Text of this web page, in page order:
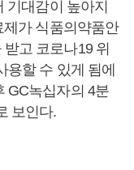
기대감이 높아지
제가 식품의약품안
고 코로나19 위
할 수 있게 됨에
GC녹십자의 4분
보인다.